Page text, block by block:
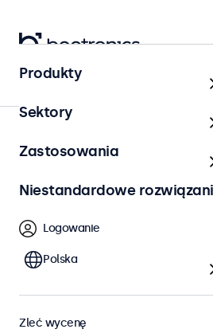
Strona główna
Terenowe monitory dotykowe
Produkty
Sektory
Zastosowania
Niestandardowe
Logowanie
Polska
Zleć wycenę